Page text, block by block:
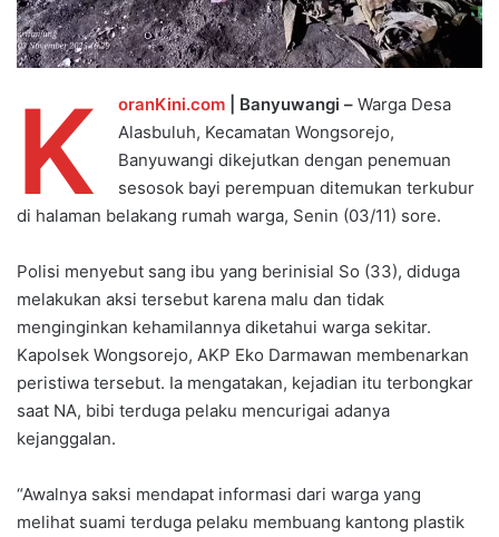
K oranKini.com | Banyuwangi – Warga Desa
Alasbuluh, Kecamatan Wongsorejo,
Banyuwangi dikejutkan dengan penemuan
sesosok bayi perempuan ditemukan terkubur
di halaman belakang rumah warga, Senin (03/11) sore.
Polisi menyebut sang ibu yang berinisial So (33), diduga
melakukan aksi tersebut karena malu dan tidak
menginginkan kehamilannya diketahui warga sekitar.
Kapolsek Wongsorejo, AKP Eko Darmawan membenarkan
peristiwa tersebut. Ia mengatakan, kejadian itu terbongkar
saat NA, bibi terduga pelaku mencurigai adanya
kejanggalan.
“Awalnya saksi mendapat informasi dari warga yang
melihat suami terduga pelaku membuang kantong plastik